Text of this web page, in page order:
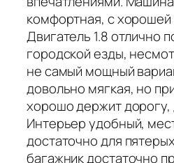
комфортная, с хорошей
Двигатель 1.8 отлично
городской езды,
не самый мощный
довольно мягкая, но
хорошо держит дорогу,
Интерьер удобный,
достаточно для
багажник достаточно